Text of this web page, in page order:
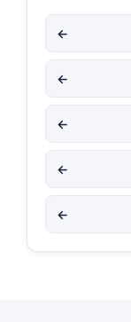
←
←
←
←
←